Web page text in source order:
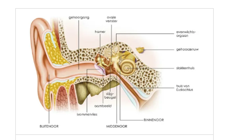
Hoortoestellen
HoorZeker Abonnement
Oren schoonmaken
Oordoppen
Webshop